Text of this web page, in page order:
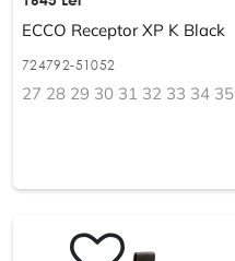
ECCO Receptor XP K Black
724792-51052
27 28 29 30 31 32 33 34 35